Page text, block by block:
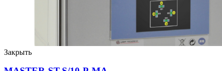
Закрыть